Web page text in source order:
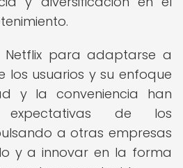
para adaptarse a
los usuarios y su enfoque
y la conveniencia han
de los
a otras empresas
y a innovar en la forma